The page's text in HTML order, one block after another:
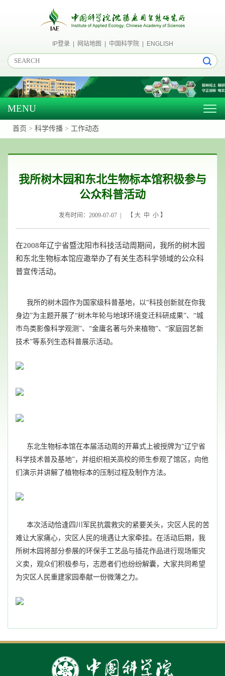
IP登录| 网站地图 中国科学院| ENGLISH
MENU
首页 > 科学传播 > 工作动态
我所树木园和东北生物标本馆积极参与
公众科普活动
发布时间：2009-07-07 | 【 大 中 小 】
在2008年辽宁省暨沈阳市科技活动周期间，我所的树木园
和东北生物标本馆应邀举办了有关生态科学领域的公众科
普宣传活动。
我所的树木园作为国家级科普基地，以“科技创新就在你我
身边”为主题开展了“树木年轮与地球环境变迁科研成果”、“城
市鸟类影像科学观测”、“金庸名著与外来植物”、“家庭园艺新
技术”等系列生态科普展示活动。
东北生物标本馆在本届活动周的开幕式上被授牌为“辽宁省
科学技术普及基地”，并组织相关高校的师生参观了馆区，向他
们演示并讲解了植物标本的压制过程及制作方法。
本次活动恰逢四川军民抗震救灾的紧要关头，灾区人民的苦
难让大家痛心，灾区人民的境遇让大家牵挂。在活动后期，我
所树木园将部分参展的环保手工艺品与插花作品进行现场赈灾
义卖，观众们积极参与，志愿者们也纷纷解囊，大家共同希望
为灾区人民重建家园奉献一份微薄之力。